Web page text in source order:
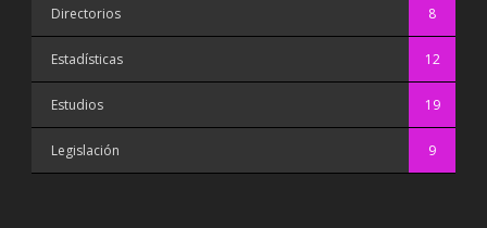
Directorios 8
Estadísticas 12
Estudios 19
Legislación 9